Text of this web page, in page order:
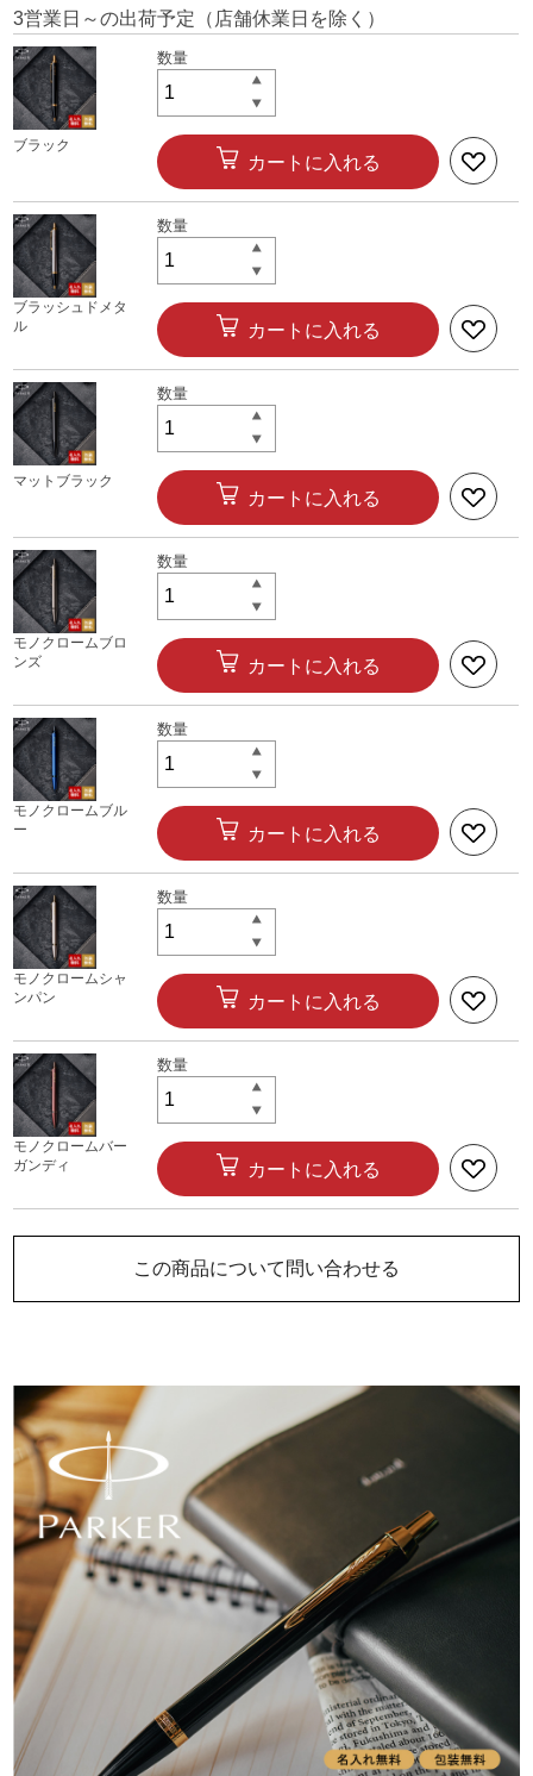
3営業日～の出荷予定（店舗休業日を除く）
ブラック
カートに入れる
ブラッシュドメタ
ル
カートに入れる
マットブラック
カートに入れる
モノクロームブロ
ンズ
カートに入れる
モノクロームブル
ー
カートに入れる
モノクロームシャ
ンパン
カートに入れる
モノクロームバー
ガンディ
カートに入れる
この商品について問い合わせる